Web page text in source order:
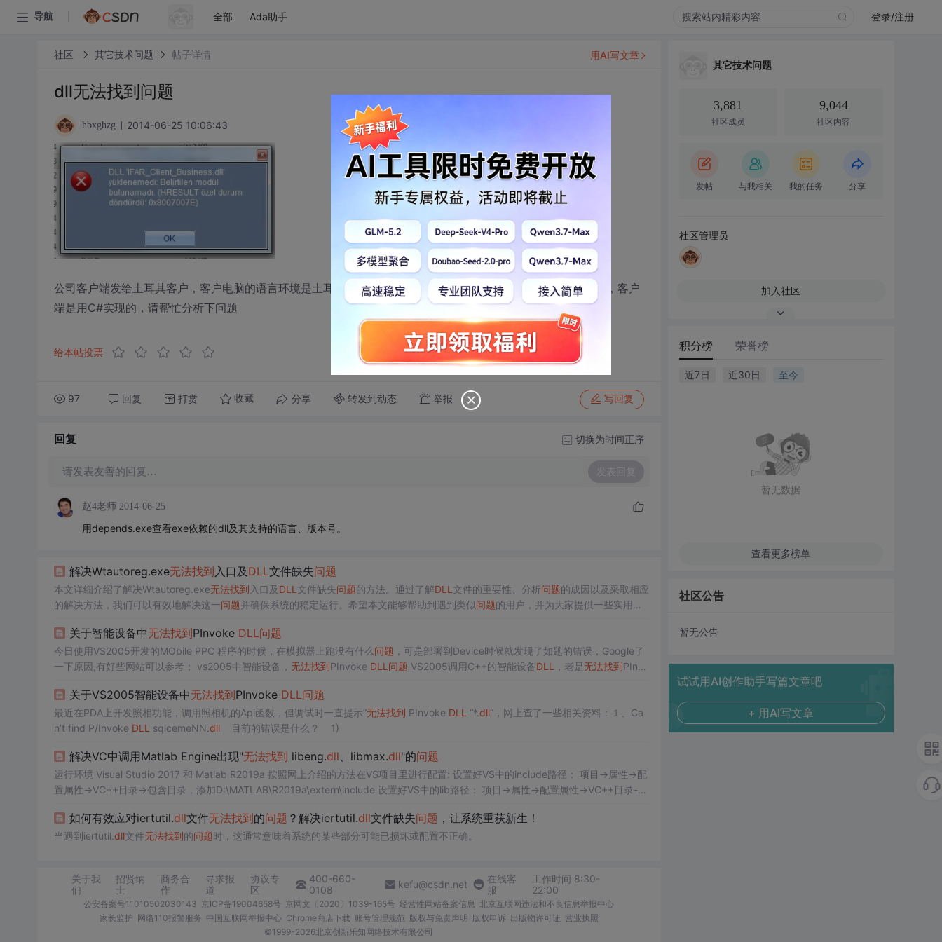
导航 全部 Ada助手 登录/注册
社区 其它技术问题 帖子详情
dll无法找到问题
hbxghzg 2014-06-25 10:06:43
公司客户端发给土耳其客户，客户电脑的语言环境是土耳其语言，提示无法找到dll模块，库文件是用C++实现的，客户
端是用C#实现的，请帮忙分析下问题
给本帖投票
97 回复 打赏 收藏 分享 转发到动态 举报 写回复
用AI写文章
回复 切换为时间正序
请发表友善的回复… 发表回复
赵4老师 2014-06-25
用depends.exe查看exe依赖的dll及其支持的语言、版本号。
解决Wtautoreg.exe无法找到入口及 DLL文件缺失问题
本文详细介绍了解决Wtautoreg.exe无法找到 入口及 DLL 文件缺失问题的方法。通过了解DLL 文件的重要性、分析问题的成因以及采取相应
的解决方法，我们可以有效地解决这一问题并确保系统的稳定运行。希望本文能够帮助到遇到类似问题的用户，并为大家提供一些实用的
关于智能设备中无法找到PInvoke DLL问题
今日使用VS2005开发的MObile PPC 程序的时候，在模拟器上跑没有什么问题 ，可是部署到Device时候就发现了如题的错误，Google了
一下原因,有好些网站可以参考； vs2005中智能设备， 无法找到PInvoke DLL 问题 VS2005调用C++的智能设备DLL ，老是无法找到PInvo
关于VS2005智能设备中无法找到PInvoke DLL问题
最近在PDA上开发照相功能，调用照相机的Api函数，但调试时一直提示“无法找到 PInvoke DLL “*.dll“，网上查了一些相关资料：１、Ca
n’t find P/Invoke DLL sqlcemeNN. dll目前的错误是什么？ 1)
解决VC中调用Matlab Engine出现"无法找到 libeng.dll、libmax.dll"的问题
运行环境 Visual Studio 2017 和 Matlab R2019a 按照网上介绍的方法在VS项目里进行配置: 设置好VS中的include路径： 项目->属性->配
置属性->VC++目录->包含目录，添加D:\MATLAB\R2019a\extern\include 设置好VS中的lib路径： 项目->属性->配置属性->VC++目录-
如何有效应对iertutil.dll文件无法找到的问题 ？解决iertutil.dll文件缺失问题 ，让系统重获新生！
当遇到iertutil. dll文件无法找到的问题时，这通常意味着系统的某些部分可能已损坏或配置不正确。
关于我
们
招贤纳
士
商务合
作
寻求报
道
协议专
区
400-660-
0108
kefu@csdn.net
在线客
服
工作时间 8:30-
22:00
公安备案号11010502030143 京ICP备19004658号 京网文〔2020〕1039-165号 经营性网站备案信息 北京互联网违法和不良信息举报中心
家长监护 网络110报警服务 中国互联网举报中心 Chrome商店下载 账号管理规范 版权与免责声明 版权申诉 出版物许可证 营业执照
©1999-2026北京创新乐知网络技术有限公司
其它技术问题
3,881
社区成员
9,044
社区内容
发帖 与我相关 我的任务 分享
社区管理员
加入社区
积分榜 荣誉榜
近7日 近30日 至今
暂无数据
查看更多榜单
社区公告
暂无公告
试试用AI创作助手写篇文章吧
+ 用AI写文章